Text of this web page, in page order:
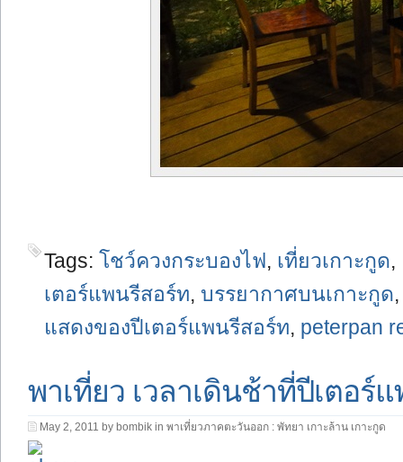
Tags: โชว์ควงกระบองไฟ, เที่ยวเกาะกูด,
เตอร์แพนรีสอร์ท, บรรยากาศบนเกาะกูด
แสดงของปีเตอร์แพนรีสอร์ท, peterpan
พาเที่ยว เวลาเดินช้าที่ปีเตอร์
May 2, 2011 by bombik in พาเที่ยวภาคตะวันออก : พัทยา เกาะล้าน เกาะกูด